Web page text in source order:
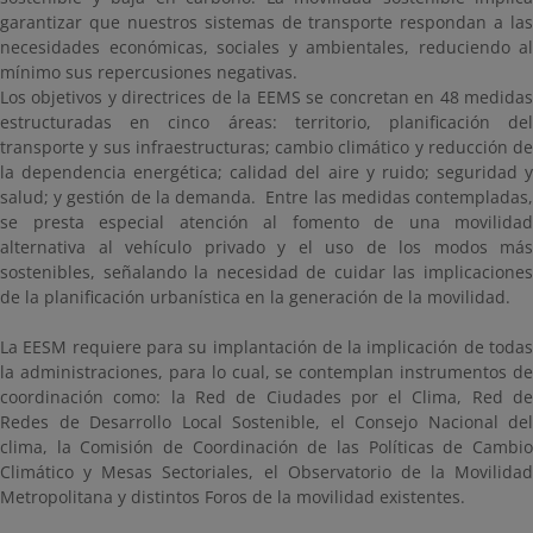
garantizar que nuestros sistemas de transporte respondan a las
necesidades económicas, sociales y ambientales, reduciendo al
mínimo sus repercusiones negativas.
Los objetivos y directrices de la EEMS se concretan en 48 medidas
estructuradas en cinco áreas: territorio, planificación del
transporte y sus infraestructuras; cambio climático y reducción de
la dependencia energética; calidad del aire y ruido; seguridad y
salud; y gestión de la demanda. Entre las medidas contempladas,
se presta especial atención al fomento de una movilidad
alternativa al vehículo privado y el uso de los modos más
sostenibles, señalando la necesidad de cuidar las implicaciones
de la planificación urbanística en la generación de la movilidad.
La EESM requiere para su implantación de la implicación de todas
la administraciones, para lo cual, se contemplan instrumentos de
coordinación como: la Red de Ciudades por el Clima, Red de
Redes de Desarrollo Local Sostenible, el Consejo Nacional del
clima, la Comisión de Coordinación de las Políticas de Cambio
Climático y Mesas Sectoriales, el Observatorio de la Movilidad
Metropolitana y distintos Foros de la movilidad existentes.